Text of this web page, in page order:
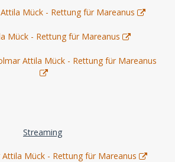
Mück - Rettung für Mareanus
Mück - Rettung für Mareanus
Attila Mück - Rettung für Mareanus
Streaming
Attila Mück - Rettung für Mareanus